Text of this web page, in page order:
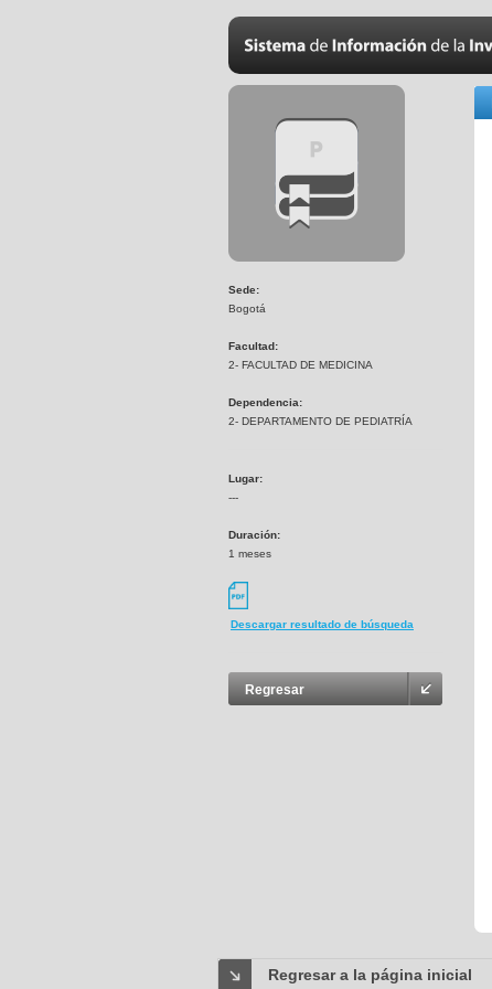
Sede:
Bogotá
Facultad:
2- FACULTAD DE MEDICINA
Dependencia:
2- DEPARTAMENTO DE PEDIATRÍA
Lugar:
---
Duración:
1 meses
Descargar resultado de búsqueda
Regresar
Regresar a la página inicial